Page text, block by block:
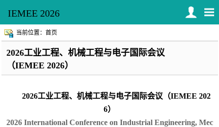
IEMEE 2026
当前位置：首页
2026工业工程、机械工程与电子国际会议
（IEMEE 2026）
2026工业工程、机械工程与电子国际会议（IEMEE 202
6）
2026 International Conference on Industrial Engineering, Mec